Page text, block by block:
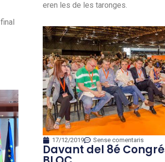
eren les de les taronges.
17/12/2019 Sense comentaris
Davant del 8é